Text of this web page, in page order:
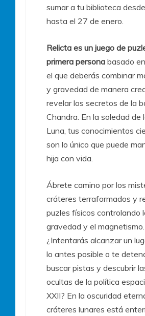
sumar a tu biblioteca
hasta el 27 de enero.
Relicta es un juego de
primera persona basado
el que deberás combinar
y gravedad de manera
revelar los secretos de la
Chandra. En la soledad de
Luna, tus conocimientos
son lo único que puede
hija con vida.
Ábrete camino por los
cráteres terraformados y
puzles físicos controlando
gravedad y el magnetismo.
¿Intentarás alcanzar un
lo antes posible o te
buscar pistas y descubrir
ocultas de la política
XXII? En la oscuridad
cráteres lunares está